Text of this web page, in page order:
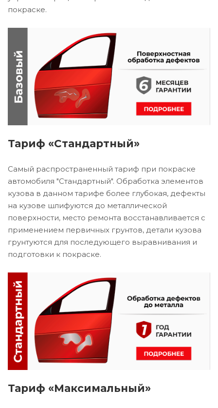
покраске.
Тариф «Стандартный»
Самый распространенный тариф при покраске
автомобиля "Стандартный". Обработка элементов
кузова в данном тарифе более глубокая, дефекты
на кузове шлифуются до металлической
поверхности, место ремонта восстанавливается с
применением первичных грунтов, детали кузова
грунтуются для последующего выравнивания и
подготовки к покраске.
Тариф «Максимальный»